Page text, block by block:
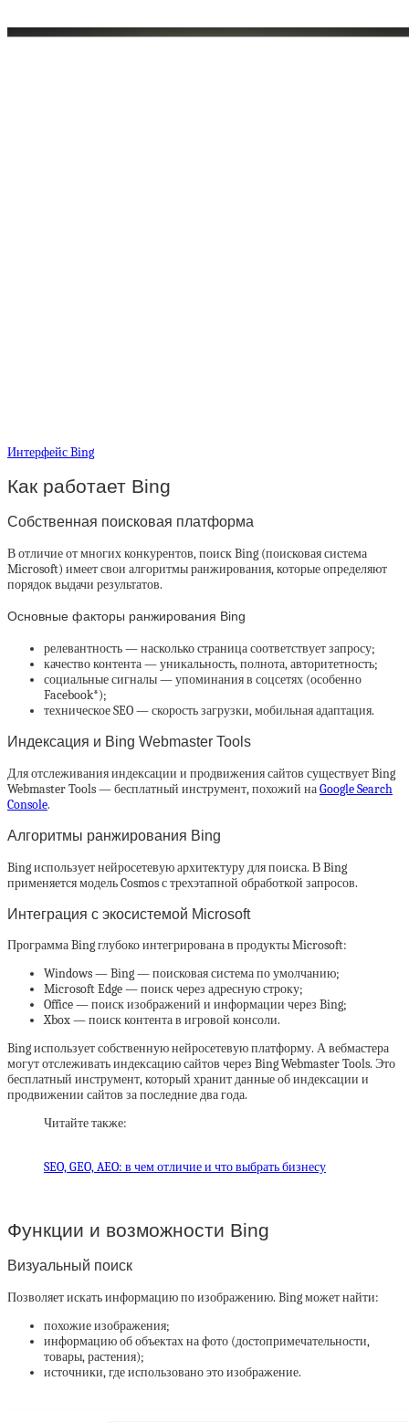
Интерфейс Bing
Как работает Bing
Собственная поисковая платформа
В отличие от многих конкурентов, поиск Bing (поисковая система
Microsoft) имеет свои алгоритмы ранжирования, которые определяют
порядок выдачи результатов.
Основные факторы ранжирования Bing
релевантность — насколько страница соответствует запросу;
качество контента — уникальность, полнота, авторитетность;
социальные сигналы — упоминания в соцсетях (особенно
Facebook*);
техническое SEO — скорость загрузки, мобильная адаптация.
Индексация и Bing Webmaster Tools
Для отслеживания индексации и продвижения сайтов существует Bing
Webmaster Tools — бесплатный инструмент, похожий наGoogle Search
Console.
Алгоритмы ранжирования Bing
Bing использует нейросетевую архитектуру для поиска. В Bing
применяется модель Cosmos с трехэтапной обработкой запросов.
Интеграция с экосистемой Microsoft
Программа Bing глубоко интегрирована в продукты Microsoft:
Windows — Bing — поисковая система по умолчанию;
Microsoft Edge — поиск через адресную строку;
Office — поиск изображений и информации через Bing;
Xbox — поиск контента в игровой консоли.
Bing использует собственную нейросетевую платформу. А вебмастера
могут отслеживать индексацию сайтов через Bing Webmaster Tools. Это
бесплатный инструмент, который хранит данные об индексации и
продвижении сайтов за последние два года.
Читайте также:
SEO, GEO, AEO: в чем отличие и что выбрать бизнесу
Функции и возможности Bing
Визуальный поиск
Позволяет искать информацию по изображению. Bing может найти:
похожие изображения;
информацию об объектах на фото (достопримечательности,
товары, растения);
источники, где использовано это изображение.